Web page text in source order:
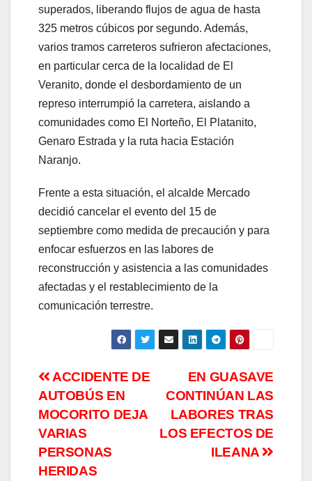
superados, liberando flujos de agua de hasta
325 metros cúbicos por segundo. Además,
varios tramos carreteros sufrieron afectaciones,
en particular cerca de la localidad de El
Veranito, donde el desbordamiento de un
represo interrumpió la carretera, aislando a
comunidades como El Norteño, El Platanito,
Genaro Estrada y la ruta hacia Estación
Naranjo.
Frente a esta situación, el alcalde Mercado
decidió cancelar el evento del 15 de
septiembre como medida de precaución y para
enfocar esfuerzos en las labores de
reconstrucción y asistencia a las comunidades
afectadas y el restablecimiento de la
comunicación terrestre.
Navegación
de
entradas
EN GUASAVE
CONTINÚAN LAS
LABORES TRAS
LOS EFECTOS DE
ILEANA
ACCIDENTE DE
AUTOBÚS EN
MOCORITO DEJA
VARIAS
PERSONAS
HERIDAS